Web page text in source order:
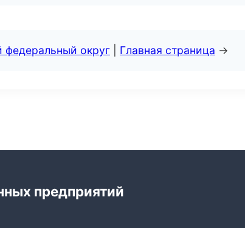
федеральный округ Главная страница →
предприятий